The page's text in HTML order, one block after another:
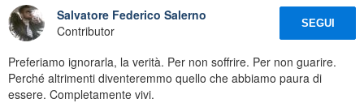
Salvatore Federico Salerno
Contributor
SEGUI
Preferiamo ignorarla, la verità. Per non soffrire. Per non guarire.
Perché altrimenti diventeremmo quello che abbiamo paura di
essere. Completamente vivi.